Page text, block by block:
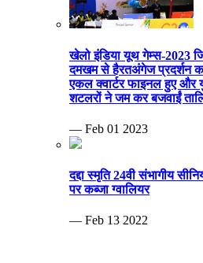
खेलो इंडिया यूथ गेम्स-2023
दमखम से हैरतअंगेज प्रदर्शन
एकल क्वार्टर फाइनल हुए और
शटलरों ने जम कर बजवाईं
— Feb 01 2023
दद्दा स्मृति 24वी संभागीय
पर कब्जा ग्वालियर
— Feb 13 2022